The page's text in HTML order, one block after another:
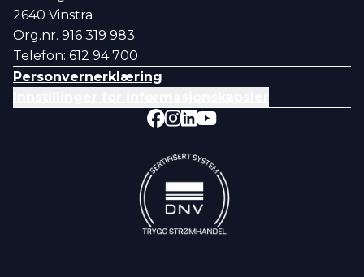
2640 Vinstra
Org.nr. 916 319 983
Telefon: 612 94 700
Personvernerklæring
Følg oss på Facebook
Følg oss på
Følg oss på
Følg oss på
Følg oss på
Følg oss på
Følg oss på
Følg oss på